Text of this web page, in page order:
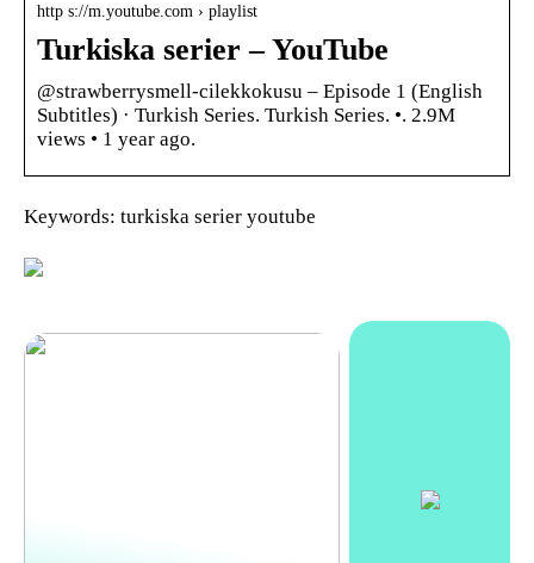
http s://m.youtube.com › playlist
Turkiska serier – YouTube
@strawberrysmell-cilekkokusu – Episode 1 (English
Subtitles) · Turkish Series. Turkish Series. •. 2.9M
views • 1 year ago.
Keywords: turkiska serier youtube